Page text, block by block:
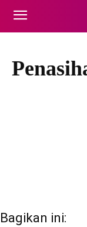
Bagikan ini: